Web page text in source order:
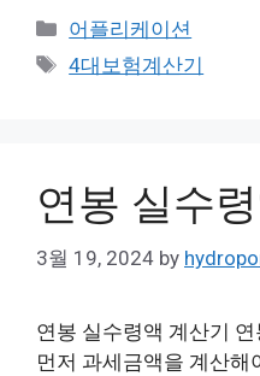
Categories
어플리케이션
Tags
4대보험계산기
연봉 실수
3월 19, 2024 by
연봉 실수령액 계산기
먼저 과세금액을 계산해